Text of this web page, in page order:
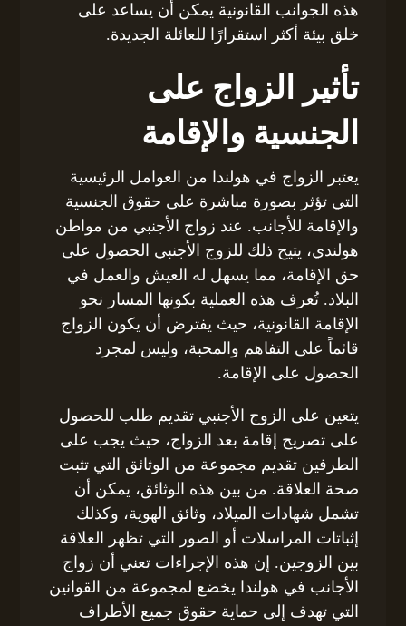
هذه الجوانب القانونية يمكن أن يساعد على
خلق بيئة أكثر استقرارًا للعائلة الجديدة.
تأثير الزواج على
الجنسية والإقامة
يعتبر الزواج في هولندا من العوامل الرئيسية
التي تؤثر بصورة مباشرة على حقوق الجنسية
والإقامة للأجانب. عند زواج الأجنبي من مواطن
هولندي، يتيح ذلك للزوج الأجنبي الحصول على
حق الإقامة، مما يسهل له العيش والعمل في
البلاد. تُعرف هذه العملية بكونها المسار نحو
الإقامة القانونية، حيث يفترض أن يكون الزواج
قائماً على التفاهم والمحبة، وليس لمجرد
الحصول على الإقامة.
يتعين على الزوج الأجنبي تقديم طلب للحصول
على تصريح إقامة بعد الزواج، حيث يجب على
الطرفين تقديم مجموعة من الوثائق التي تثبت
صحة العلاقة. من بين هذه الوثائق، يمكن أن
تشمل شهادات الميلاد، وثائق الهوية، وكذلك
إثباتات المراسلات أو الصور التي تظهر العلاقة
بين الزوجين. إن هذه الإجراءات تعني أن زواج
الأجانب في هولندا يخضع لمجموعة من القوانين
التي تهدف إلى حماية حقوق جميع الأطراف